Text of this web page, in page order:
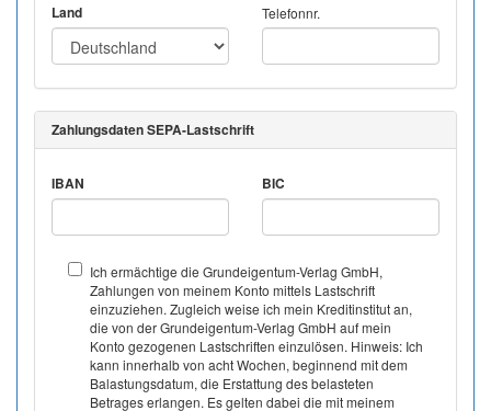
Land Telefonnr.
Zahlungsdaten SEPA-Lastschrift
IBAN BIC
Ich ermächtige die Grundeigentum-Verlag GmbH,
Zahlungen von meinem Konto mittels Lastschrift
einzuziehen. Zugleich weise ich mein Kreditinstitut an,
die von der Grundeigentum-Verlag GmbH auf mein
Konto gezogenen Lastschriften einzulösen. Hinweis: Ich
kann innerhalb von acht Wochen, beginnend mit dem
Balastungsdatum, die Erstattung des belasteten
Betrages erlangen. Es gelten dabei die mit meinem